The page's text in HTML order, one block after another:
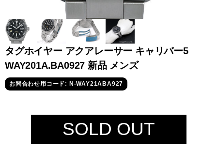
セイコー
オメガ
タグホイヤー アクアレーサー キャリバー5
WAY201A.BA0927 新品 メンズ
お問合わせ用コード: N-WAY21ABA927
SOLD OUT